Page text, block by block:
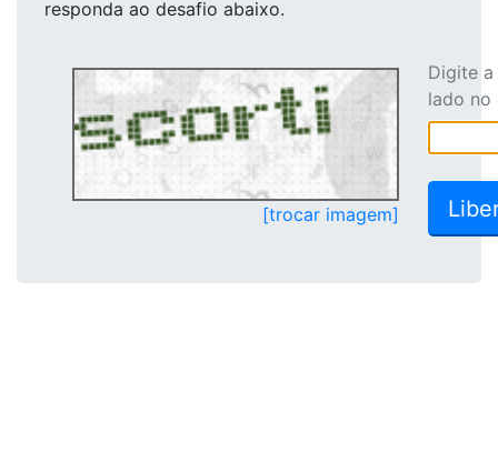
responda ao desafio abaixo.
[trocar imagem]
Digite
lado no